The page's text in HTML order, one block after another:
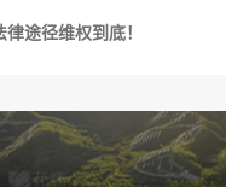
途径维权到底！